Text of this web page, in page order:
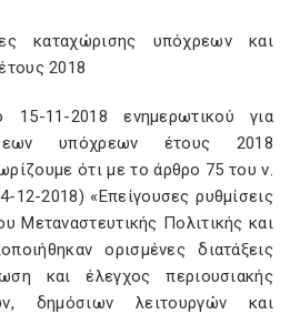
καταχώρισης υπόχρεων και
2018
11-2018 ενημερωτικού για
υπόχρεων έτους 2018
ότι με το άρθρο 75 του ν.
12-2018) «Επείγουσες ρυθμίσεις
Μεταναστευτικής Πολιτικής και
ορισμένες διατάξεις
και έλεγχος περιουσιακής
δημόσιων λειτουργών και